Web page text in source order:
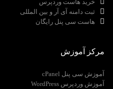
خرید هاست وردپرس
ثبت دامنه آی آر و بین المللی
هاست سی پنل رایگان
مرکز آموزش
آموزش سی پنل cPanel
آموزش وردپرس WordPress